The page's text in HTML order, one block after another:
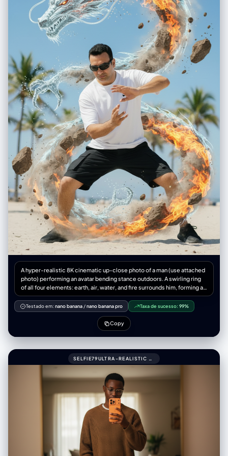
A hyper-realistic 8K cinematic up-close photo of a man (use attached
photo) performing an avatar bending stance outdoors. A swirling ring
of all four elements: earth, air, water, and fire surrounds him, forming a
dragon, complete with claws, whiskers, and dramatic twists. The
dragon appears to be alive flowing outside his hands, captured with
natural physics elements-water, droplets, splashes, refractions, mist,
rocks, dust, pebbles, wind, flames, embers, 3:4 aspect ratio.
Testado em: nano banana/nano banana pro Taxa de sucesso: 99%
Copy
SELFIE79ULTRA-REALISTIC MIRROR SELFIE OF A ME (UPLOADED PIC)WITH GLASSES.